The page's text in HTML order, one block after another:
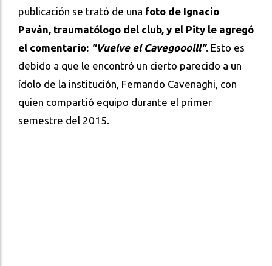
publicación se trató de una foto de Ignacio
Paván, traumatólogo del club, y el Pity le agregó
el comentario: "Vuelve el Cavegooolll". Esto es
debido a que le encontró un cierto parecido a un
ídolo de la institución, Fernando Cavenaghi, con
quien compartió equipo durante el primer
semestre del 2015.